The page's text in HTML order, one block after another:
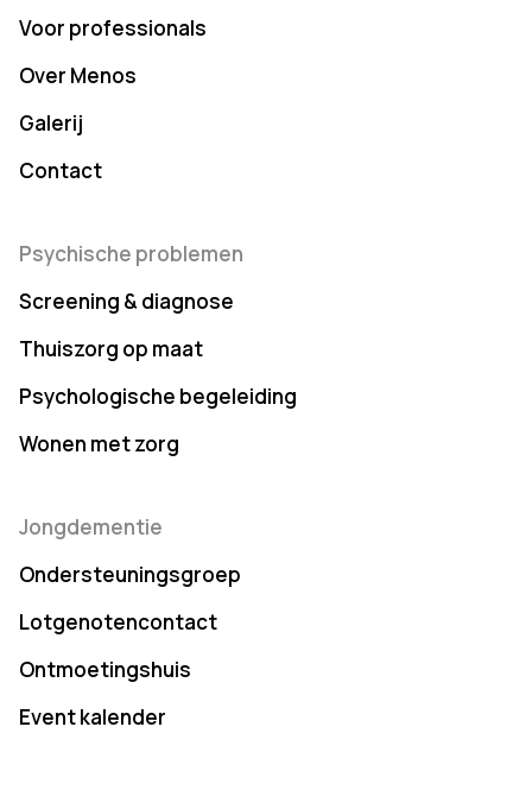
Voor professionals
Over Menos
Galerij
Contact
Psychische problemen
Screening & diagnose
Thuiszorg op maat
Psychologische begeleiding
Wonen met zorg
Jongdementie
Ondersteuningsgroep
Lotgenotencontact
Ontmoetingshuis
Event kalender